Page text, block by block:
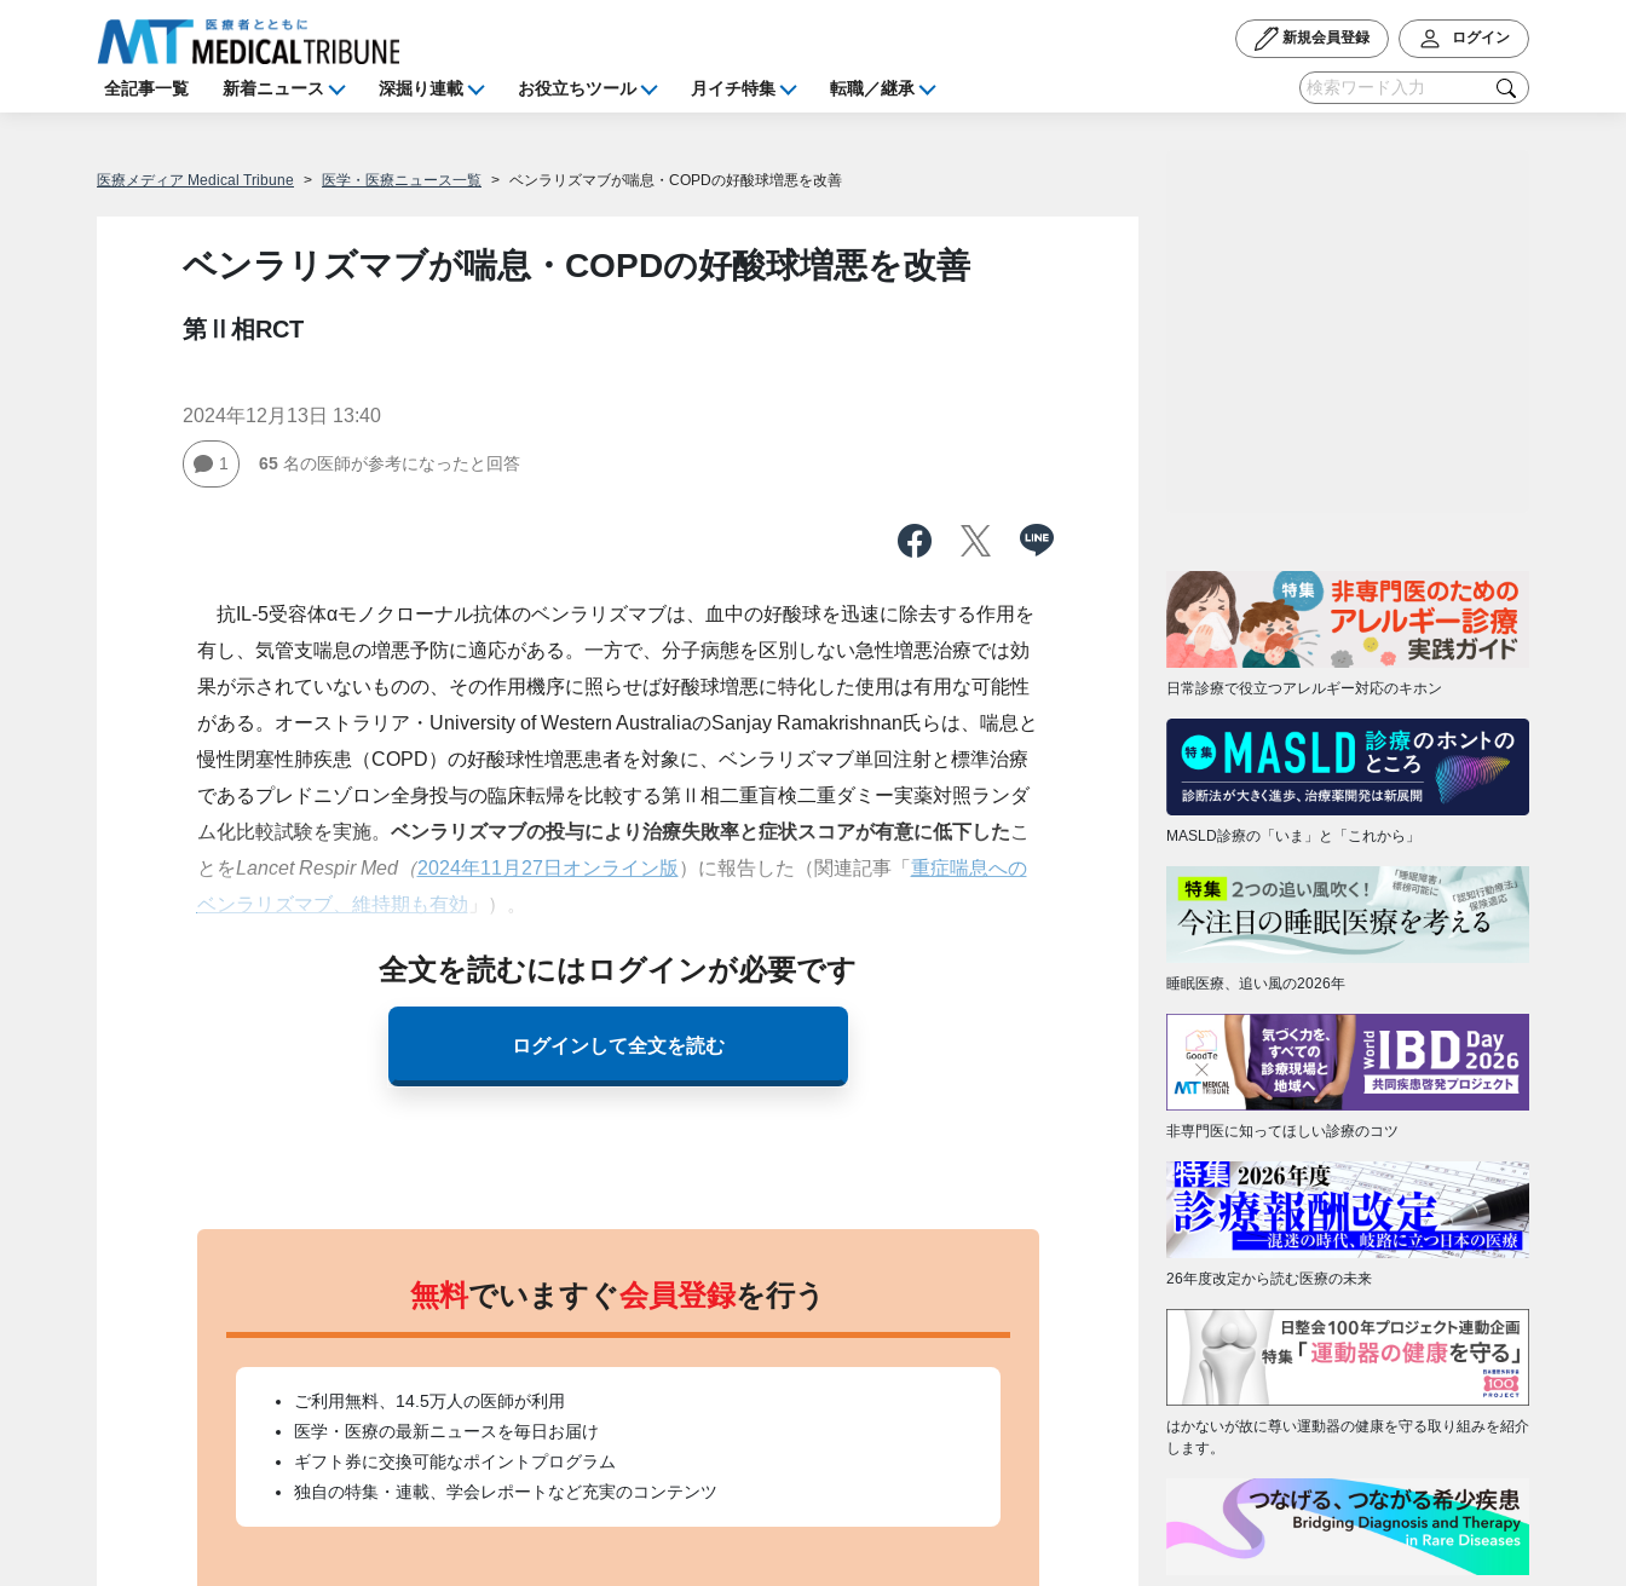
新規会員登録 ログイン
全記事一覧 新着ニュース 深掘り連載 お役立ちツール 月イチ特集 転職／継承
医療メディア Medical Tribune 医学・医療ニュース一覧 ベンラリズマブが喘息・COPDの好酸球増悪を改善
ベンラリズマブが喘息・COPDの好酸球増悪を改善
第Ⅱ相RCT
2024年12月13日 13:40
1 65名の医師が参考になったと回答
抗IL-5受容体αモノクローナル抗体のベンラリズマブは、血中の好酸球を迅速に除去する作用を
有し、気管支喘息の増悪予防に適応がある。一方で、分子病態を区別しない急性増悪治療では効
果が示されていないものの、その作用機序に照らせば好酸球増悪に特化した使用は有用な可能性
がある。オーストラリア・University of Western AustraliaのSanjay Ramakrishnan氏らは、喘息と
慢性閉塞性肺疾患（COPD）の好酸球性増悪患者を対象に、ベンラリズマブ単回注射と標準治療
であるプレドニゾロン全身投与の臨床転帰を比較する第Ⅱ相二重盲検二重ダミー実薬対照ランダ
ム化比較試験を実施。 ベンラリズマブの投与により治療失敗率と症状スコアが有意に低下したこ
とをLancet Respir Med（2024年11月27日オンライン版 ）に報告した（関連記事「 重症喘息への
ベンラリズマブ、維持期も有効 」）。
全文を読むにはログインが必要です
ログインして全文を読む
無料でいますぐ会員登録を行う
ご利用無料、14.5万人の医師が利用
医学・医療の最新ニュースを毎日お届け
ギフト券に交換可能なポイントプログラム
独自の特集・連載、学会レポートなど充実のコンテンツ
日常診療で役立つアレルギー対応のキホン
MASLD診療の「いま」と「これから」
睡眠医療、追い風の2026年
非専門医に知ってほしい診療のコツ
26年度改定から読む医療の未来
はかないが故に尊い運動器の健康を守る取り組みを紹介
します。